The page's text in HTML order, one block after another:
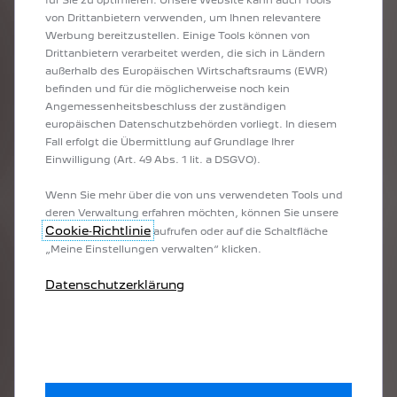
ZUBEHÖR–PROSPEKT
KONFIGURIEREN SIE IHREN NEUEN PEUGEOT 308 SW
Sie interessieren sich für den neuen PEUGEOT 308 SW HYBRID oder den
neuen PEUGEOT 308? Im PEUGEOT Konfigurator können Sie ihn ganz einfach
Farbe und die Extras und stellen Sie sich vor, Sie säßen bereits am Steuer Ihres
Der neue PEUGEOT 308 SW ist in den folgenden Ausstattungsstufen
von Drittanbietern verwenden, um Ihnen relevantere
Werbung bereitzustellen. Einige Tools können von
Drittanbietern verarbeitet werden, die sich in Ländern
außerhalb des Europäischen Wirtschaftsraums (EWR)
befinden und für die möglicherweise noch kein
Angemessenheitsbeschluss der zuständigen
europäischen Datenschutzbehörden vorliegt. In diesem
Fall erfolgt die Übermittlung auf Grundlage Ihrer
Einwilligung (Art. 49 Abs. 1 lit. a DSGVO).
Wenn Sie mehr über die von uns verwendeten Tools und
deren Verwaltung erfahren möchten, können Sie unsere
Cookie‑Richtlinie aufrufen oder auf die Schaltfläche
„Meine Einstellungen verwalten“ klicken.
Datenschutzerklärung